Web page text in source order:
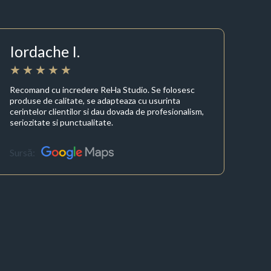
Iordache I.
Recomand cu incredere ReHa Studio. Se folosesc
produse de calitate, se adapteaza cu usurinta
cerintelor clientilor si dau dovada de profesionalism,
seriozitate si punctualitate.
Sursă: